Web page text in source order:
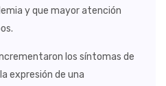
y que mayor atención
los síntomas de
expresión de una